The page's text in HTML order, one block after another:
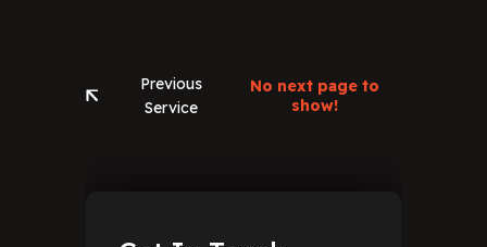
Previous
Service
No next page to
show!